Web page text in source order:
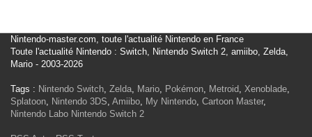
Nintendo-master.com, toute l'actualité Nintendo en France
Toute l'actualité Nintendo : Switch, Nintendo Switch 2, amiibo, Zelda,
Mario - 2003-2026
Tags : Nintendo Switch, Zelda, Mario, Pokémon, Metroid, Xenoblade,
Splatoon, Nintendo 3DS, Amiibo, My Nintendo, Cartoon Master,
Nintendo Labo Nintendo Switch 2